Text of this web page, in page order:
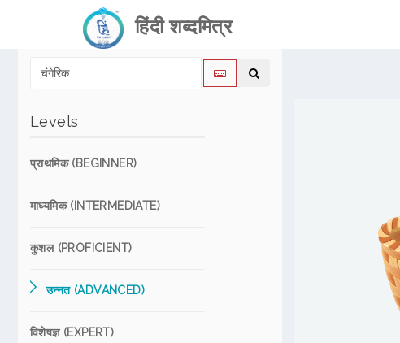
हिंदी शब्दमित्र
Levels
प्राथमिक (BEGINNER)
माध्यमिक (INTERMEDIATE)
कुशल (PROFICIENT)
उन्नत (ADVANCED)
विशेषज्ञ (EXPERT)